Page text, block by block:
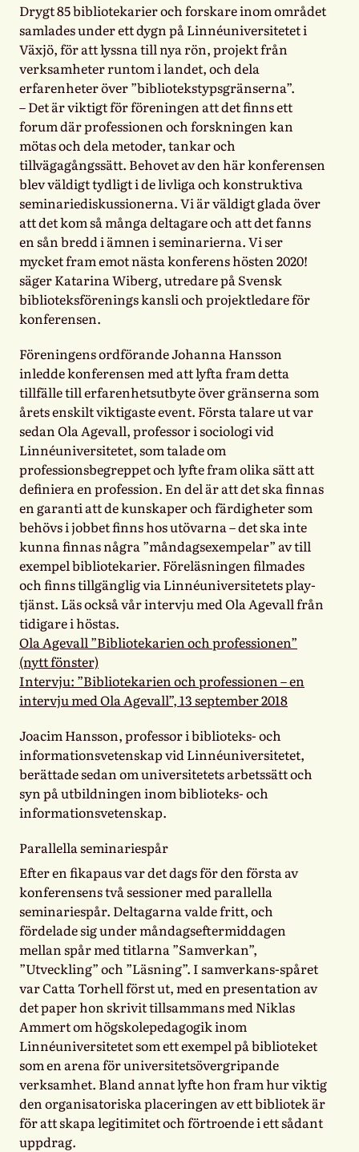
Drygt 85 bibliotekarier och forskare inom området
samlades under ett dygn på Linnéuniversitetet i
Växjö, för att lyssna till nya rön, projekt från
verksamheter runtom i landet, och dela
erfarenheter över ”bibliotekstypsgränserna”.
– Det är viktigt för föreningen att det finns ett
forum där professionen och forskningen kan
mötas och dela metoder, tankar och
tillvägagångssätt. Behovet av den här konferensen
blev väldigt tydligt i de livliga och konstruktiva
seminariediskussionerna. Vi är väldigt glada över
att det kom så många deltagare och att det fanns
en sån bredd i ämnen i seminarierna. Vi ser
mycket fram emot nästa konferens hösten 2020!
säger Katarina Wiberg, utredare på Svensk
biblioteksförenings kansli och projektledare för
konferensen.
Föreningens ordförande Johanna Hansson
inledde konferensen med att lyfta fram detta
tillfälle till erfarenhetsutbyte över gränserna som
årets enskilt viktigaste event. Första talare ut var
sedan Ola Agevall, professor i sociologi vid
Linnéuniversitetet, som talade om
professionsbegreppet och lyfte fram olika sätt att
definiera en profession. En del är att det ska finnas
en garanti att de kunskaper och färdigheter som
behövs i jobbet finns hos utövarna – det ska inte
kunna finnas några ”måndagsexempelar” av till
exempel bibliotekarier. Föreläsningen filmades
och finns tillgänglig via Linnéuniversitetets play-
tjänst. Läs också vår intervju med Ola Agevall från
tidigare i höstas.
Ola Agevall ”Bibliotekarien och professionen”
(nytt fönster)
Intervju: ”Bibliotekarien och professionen – en
intervju med Ola Agevall”, 13 september 2018
Joacim Hansson, professor i biblioteks- och
informationsvetenskap vid Linnéuniversitetet,
berättade sedan om universitetets arbetssätt och
syn på utbildningen inom biblioteks- och
informationsvetenskap.
Parallella seminariespår
Efter en fikapaus var det dags för den första av
konferensens två sessioner med parallella
seminariespår. Deltagarna valde fritt, och
fördelade sig under måndagseftermiddagen
mellan spår med titlarna ”Samverkan”,
”Utveckling” och ”Läsning”. I samverkans-spåret
var Catta Torhell först ut, med en presentation av
det paper hon skrivit tillsammans med Niklas
Ammert om högskolepedagogik inom
Linnéuniversitetet som ett exempel på biblioteket
som en arena för universitetsövergripande
verksamhet. Bland annat lyfte hon fram hur viktig
den organisatoriska placeringen av ett bibliotek är
för att skapa legitimitet och förtroende i ett sådant
uppdrag.